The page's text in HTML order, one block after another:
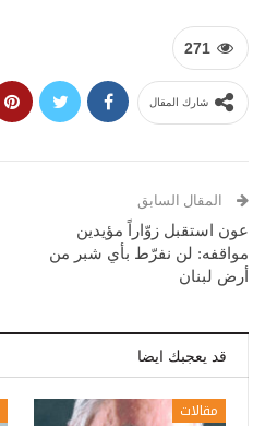
271
شارك المقال
المقال السابق
عون استقبل زوّاراً مؤيدين
مواقفه: لن نفرّط بأي شبر من
أرض لبنان
قد يعجبك ايضا
مقالات